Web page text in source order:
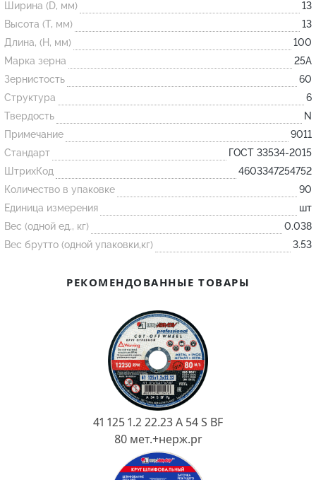
Огнеупорные
изделия
Скачать каталог
Тигель
Муфель
Черпак
Шербер
Трубка
Стержень
Пробка
Лодочка
Ковш разливочный
Огнеупорная SiC смесь
Ширина (D, мм)
13
Высота (T, мм)
13
Длина, (H, мм)
100
Марка зерна
25А
Зернистость
60
Структура
6
Твердость
N
Примечание
9011
Стандарт
ГОСТ 33534-2015
ШтрихКод
4603347254752
Количество в упаковке
90
Единица измерения
шт
Вес (одной ед., кг)
0.038
Вес брутто (одной упаковки,кг)
3.53
РЕКОМЕНДОВАННЫЕ ТОВАРЫ
41 125 1.2 22.23 A 54 S BF
80 мет.+нерж.pr